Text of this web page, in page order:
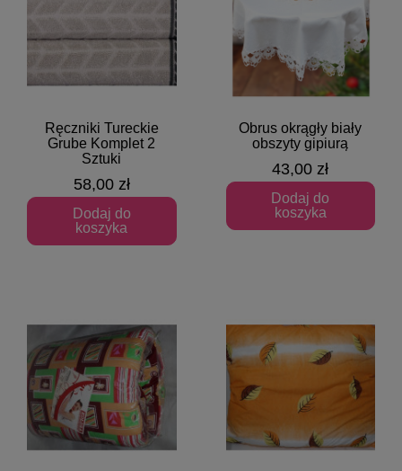
Szybki podgląd
Ręczniki Tureckie
Grube Komplet 2
Sztuki
58,00 zł
Dodaj do
koszyka
Szybki podgląd
Obrus okrągły biały
obszyty gipiurą
43,00 zł
Dodaj do
koszyka